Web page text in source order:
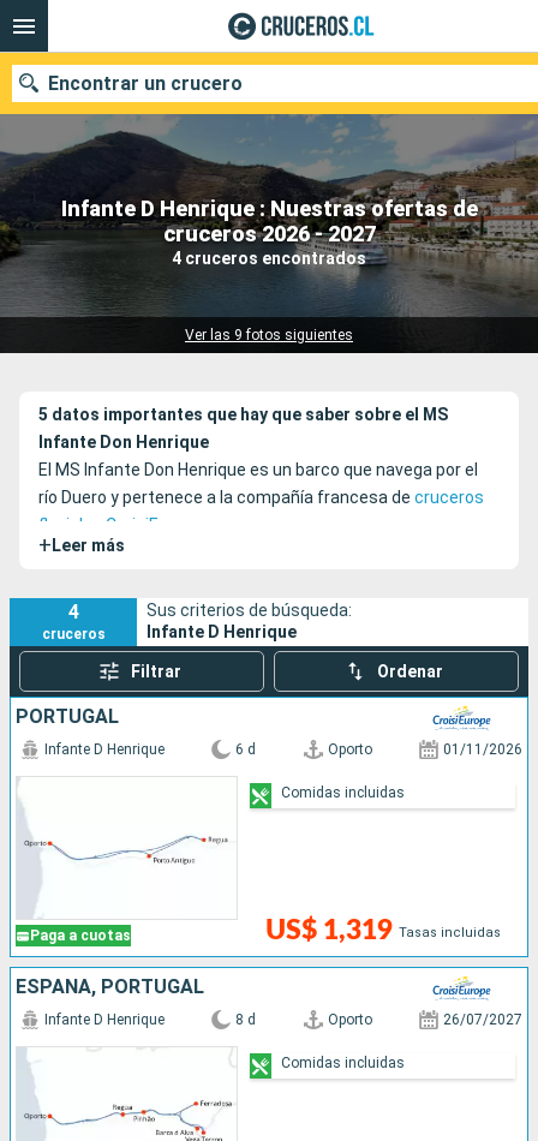
Infante D Henrique : Nuestras ofertas de
cruceros 2026 - 2027
4 cruceros encontrados
Ver las 9 fotos siguientes
Encontrar un crucero
Nuestros destinos
Fecha de salida
5 datos importantes que hay que saber sobre el MS
Infante Don Henrique
El MS Infante Don Henrique es un barco que navega por el
río Duero y pertenece a la compañía francesa de cruceros
fluviales CroisiEurope
+ Leer más
4
cruceros
Sus criterios de búsqueda:
Infante D Henrique
Filtrar Ordenar
PORTUGAL
Paga a cuotas
Infante D Henrique 6 d Oporto 01/11/2026
US$ 1,319 Tasas incluidas
Comidas incluidas
ESPAÑA, PORTUGAL
Infante D Henrique 8 d Oporto 26/07/2027
Comidas incluidas